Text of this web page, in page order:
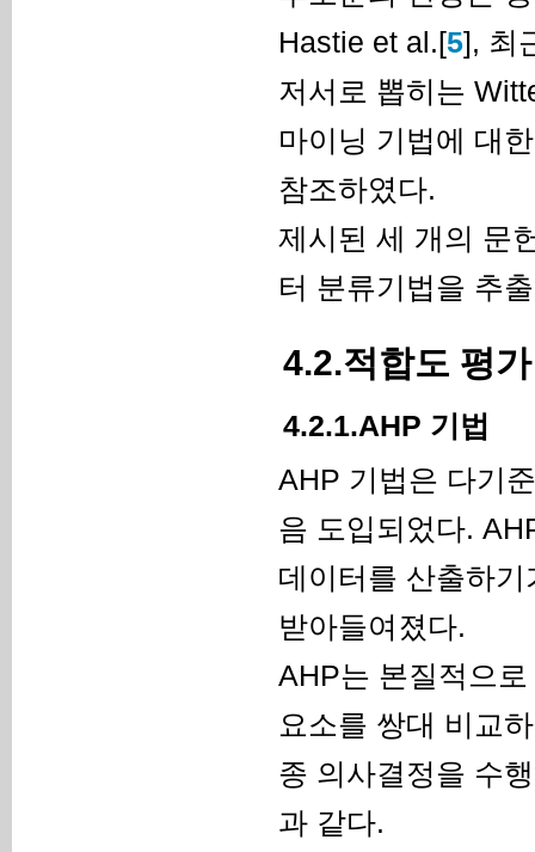
Hastie et al.[5], 최
저서로 뽑히는
마이닝 기법에 대
참조하였다.
제시된 세 개의 문
터 분류기법을 추
4.2.적합도 평
4.2.1.AHP 기법
AHP 기법은 다기
음 도입되었다.
데이터를 산출하
받아들여졌다.
AHP는 본질적으
요소를 쌍대 비교
종 의사결정을 수
과 같다.